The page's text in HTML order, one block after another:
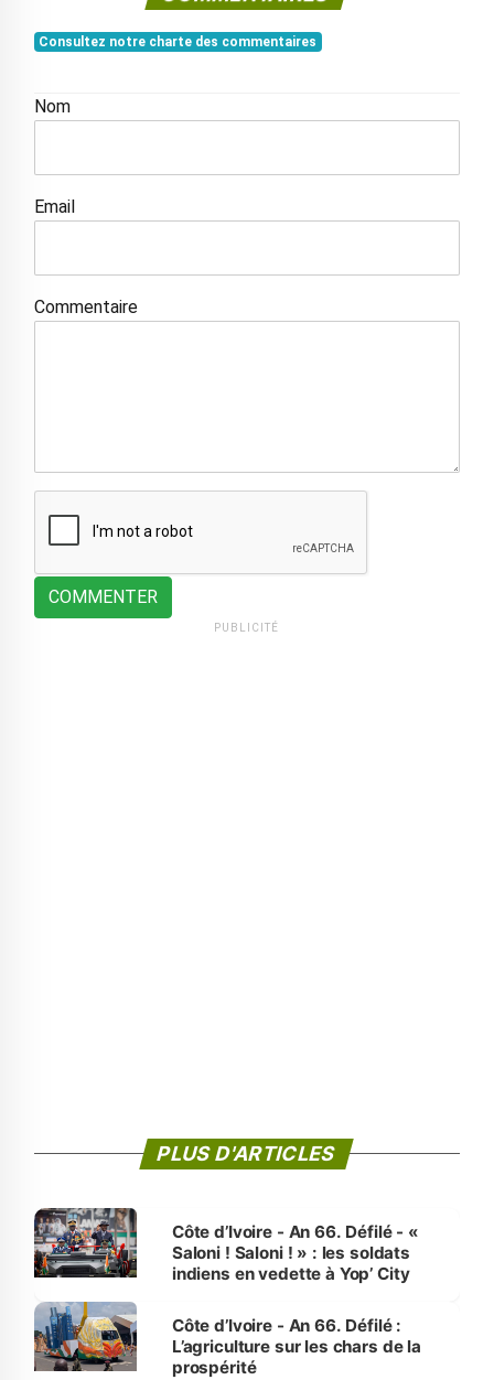
Consultez notre charte des commentaires
Nom
Email
Commentaire
COMMENTER
PUBLICITÉ
PLUS D'ARTICLES
Côte d’Ivoire - An 66. Défilé - «
Saloni ! Saloni ! » : les soldats
indiens en vedette à Yop’ City
Côte d’Ivoire - An 66. Défilé :
L’agriculture sur les chars de la
prospérité